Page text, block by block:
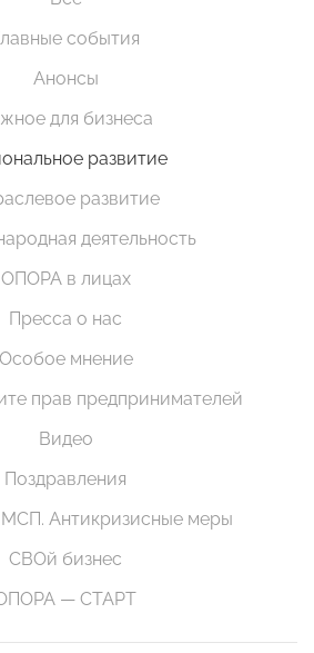
события
Анонсы
для бизнеса
развитие
развитие
деятельность
ОПОРА в лицах
Пресса о нас
Особое мнение
прав предпринимателей
Видео
Поздравления
Антикризисные меры
СВОй бизнес
— СТАРТ